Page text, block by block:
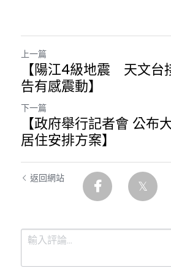
馮煒光專欄
趙處機專欄
KOL 精選
大衛sir專欄
龔靜儀大律師專欄
陳子遷律師專欄
羅浚軒專欄
關於我們
上一篇
【陽江4級地震 天文台
告有感震動】
下一篇
【政府舉行記者會 公布
居住安排方案】
返回網站